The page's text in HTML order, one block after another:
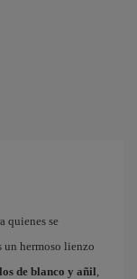
quienes se
un hermoso lienzo
de blanco y añil